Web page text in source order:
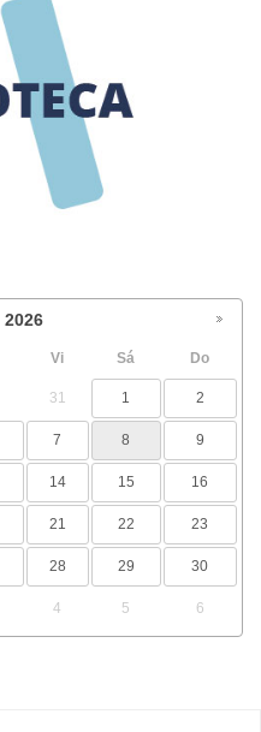
2026
Vi Sá Do
31 1 2
7 8 9
14 15 16
21 22 23
28 29 30
4 5 6